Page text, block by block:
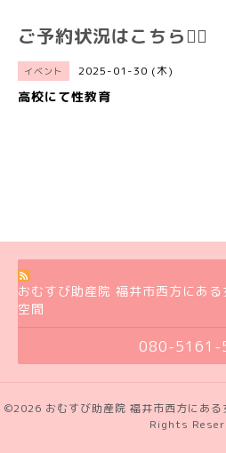
ご予約状況はこちら💁‍♀️
イベント 2025-01-30 (木)
高校にて性教育
おむすび助産院 福井市西方にあ
空間
080-5161-
©2026 おむすび助産院 福井市西方にあ
Rights